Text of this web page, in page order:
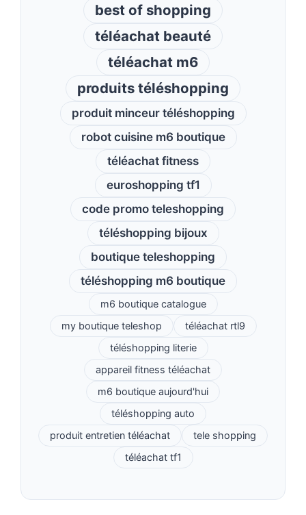
best of shopping
téléachat beauté
téléachat m6
produits téléshopping
produit minceur téléshopping
robot cuisine m6 boutique
téléachat fitness
euroshopping tf1
code promo teleshopping
téléshopping bijoux
boutique teleshopping
téléshopping m6 boutique
m6 boutique catalogue
my boutique teleshop
téléachat rtl9
téléshopping literie
appareil fitness téléachat
m6 boutique aujourd'hui
téléshopping auto
produit entretien téléachat
tele shopping
téléachat tf1